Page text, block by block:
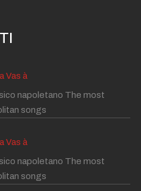
Vas à
napoletano The most
songs
Vas à
napoletano The most
songs